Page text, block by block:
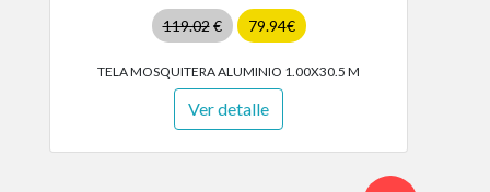
119.02€ 79.94€
TELA MOSQUITERA ALUMINIO 1.00X30.5 M
Ver detalle